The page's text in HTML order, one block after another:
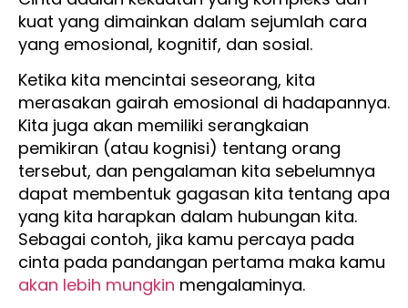
kuat yang dimainkan dalam sejumlah cara
yang emosional, kognitif, dan sosial.
Ketika kita mencintai seseorang, kita
merasakan gairah emosional di hadapannya.
Kita juga akan memiliki serangkaian
pemikiran (atau kognisi) tentang orang
tersebut, dan pengalaman kita sebelumnya
dapat membentuk gagasan kita tentang apa
yang kita harapkan dalam hubungan kita.
Sebagai contoh, jika kamu percaya pada
cinta pada pandangan pertama maka kamu
akan lebih mungkin mengalaminya.